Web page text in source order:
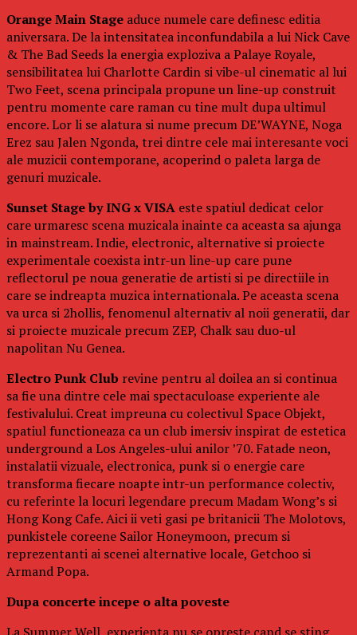
Orange Main Stage aduce numele care definesc editia
aniversara. De la intensitatea inconfundabila a lui Nick Cave
& The Bad Seeds la energia exploziva a Palaye Royale,
sensibilitatea lui Charlotte Cardin si vibe-ul cinematic al lui
Two Feet, scena principala propune un line-up construit
pentru momente care raman cu tine mult dupa ultimul
encore. Lor li se alatura si nume precum DE’WAYNE, Noga
Erez sau Jalen Ngonda, trei dintre cele mai interesante voci
ale muzicii contemporane, acoperind o paleta larga de
genuri muzicale.
Sunset Stage by ING x VISA este spatiul dedicat celor
care urmaresc scena muzicala inainte ca aceasta sa ajunga
in mainstream. Indie, electronic, alternative si proiecte
experimentale coexista intr-un line-up care pune
reflectorul pe noua generatie de artisti si pe directiile in
care se indreapta muzica internationala. Pe aceasta scena
va urca si 2hollis, fenomenul alternativ al noii generatii, dar
si proiecte muzicale precum ZEP, Chalk sau duo-ul
napolitan Nu Genea.
Electro Punk Club revine pentru al doilea an si continua
sa fie una dintre cele mai spectaculoase experiente ale
festivalului. Creat impreuna cu colectivul Space Objekt,
spatiul functioneaza ca un club imersiv inspirat de estetica
underground a Los Angeles-ului anilor ’70. Fatade neon,
instalatii vizuale, electronica, punk si o energie care
transforma fiecare noapte intr-un performance colectiv,
cu referinte la locuri legendare precum Madam Wong’s si
Hong Kong Cafe. Aici ii veti gasi pe britanicii The Molotovs,
punkistele coreene Sailor Honeymoon, precum si
reprezentanti ai scenei alternative locale, Getchoo si
Armand Popa.
Dupa concerte incepe o alta poveste
La Summer Well, experienta nu se opreste cand se sting